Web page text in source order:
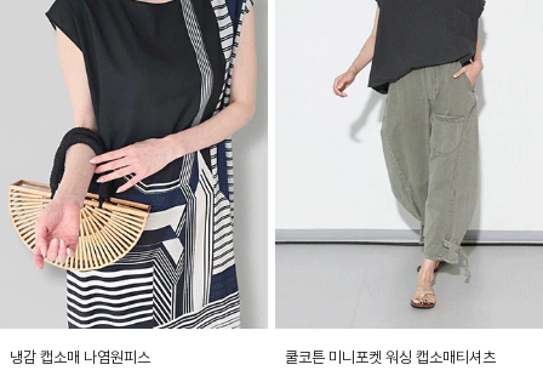
냉감 캡소매 나염원피스 쿨코튼 미니포켓 워싱 캡소매티셔츠